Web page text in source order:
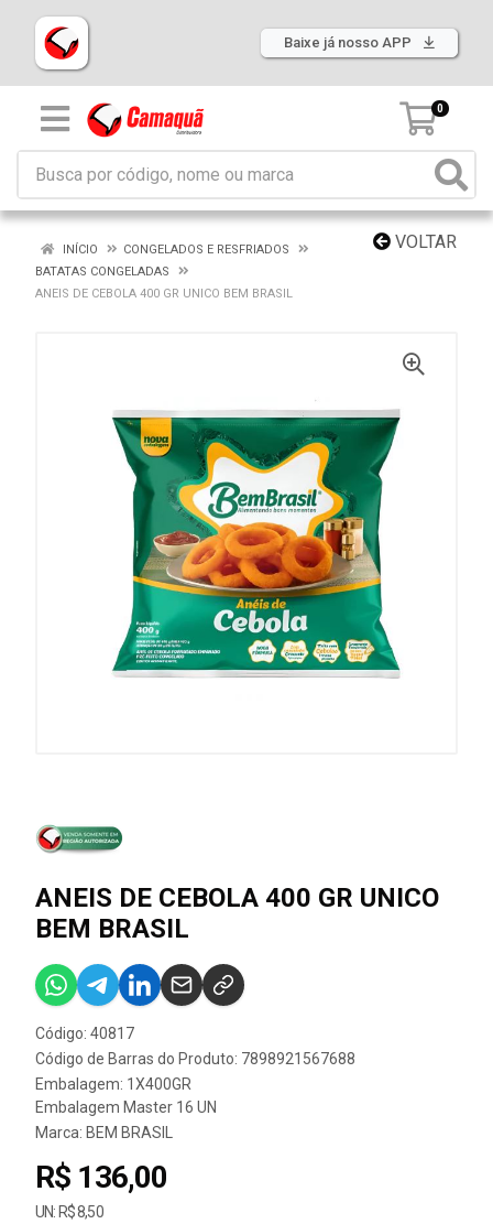
Baixe já nosso APP
0
VOLTAR
INÍCIO
CONGELADOS E RESFRIADOS
BATATAS CONGELADAS
ANEIS DE CEBOLA 400 GR UNICO BEM BRASIL
ANEIS DE CEBOLA 400 GR UNICO
BEM BRASIL
Código: 40817
Código de Barras do Produto: 7898921567688
Embalagem: 1X400GR
Embalagem Master 16 UN
Marca: BEM BRASIL
R$ 136,00
UN: R$ 8,50